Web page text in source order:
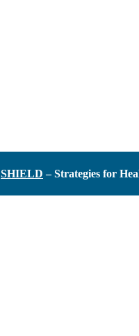
SHIELD – Strategies for